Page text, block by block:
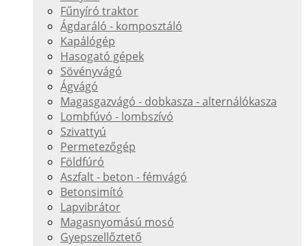
Fűnyíró traktor
Ágdaráló - komposztáló
Kapálógép
Hasogató gépek
Sövényvágó
Ágvágó
Magasgazvágó - dobkasza - alternálókasza
Lombfúvó - lombszívó
Szivattyú
Permetezőgép
Földfúró
Aszfalt - beton - fémvágó
Betonsimító
Lapvibrátor
Magasnyomású mosó
Gyepszellőztető